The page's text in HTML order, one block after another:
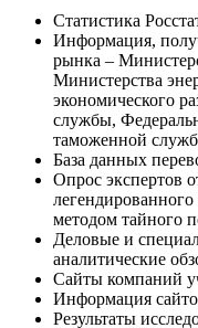
Статистика
Информация,
рынка –
Министерства
экономического
службы,
таможенной
База данных
Опрос экспертов
методом тайного
Деловые и
аналитические
Сайты компаний
Информация
Результаты